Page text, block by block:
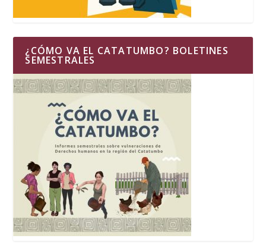
¿CÓMO VA EL CATATUMBO? BOLETINES
SEMESTRALES